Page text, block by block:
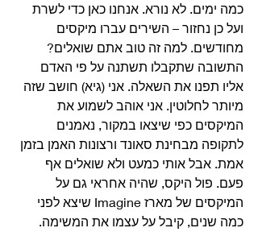
כמה ימים. לא נורא. אנחנו כאן כדי לשרת
ועל כן נחזור – השירים עברו מיקסים
מחודשים. למה זה טוב אתם שואלים?
התשובה שתקבלו תשתנה על פי האדם
אליו תפנו את השאלה. אני (גיא) חושב שזה
מיותר לחלוטין. אני אוהב לשמוע את
המיקסים כפי שיצאו במקור, נאמנים
לתקופה מבחינת סאונד ורצונות האמן בזמן
אמת. אבל אותי כמעט ולא שואלים אף
פעם. פול היקס, שהיה אחראי גם על
המיקסים של מארז Imagine שיצא לפני
כמה שנים, קיבל על עצמו את המשימה.